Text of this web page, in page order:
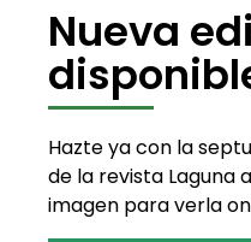
Nueva
Hazte ya con la
de la revista Laguna
imagen para verla